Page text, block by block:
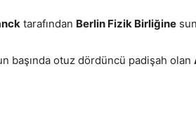
tarafından Berlin Fizik Birliğine
başında otuz dördüncü padişah olan